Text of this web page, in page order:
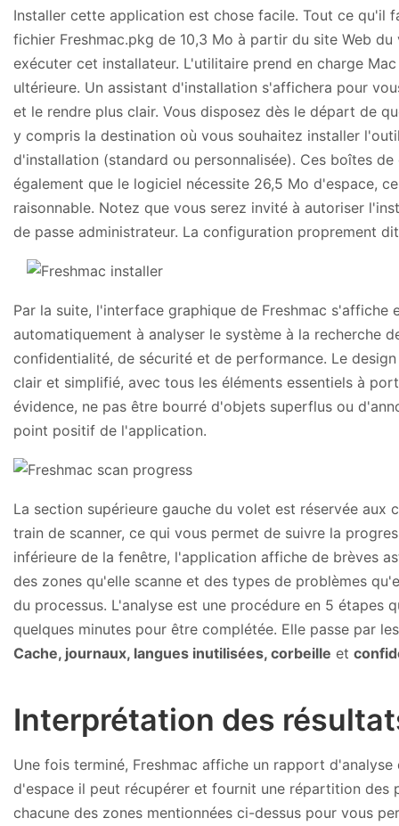
Installer cette application est chose facile. Tout ce qu'il
fichier Freshmac.pkg de 10,3 Mo à partir du site Web
exécuter cet installateur. L'utilitaire prend en charge
ultérieure. Un assistant d'installation s'affichera pour
et le rendre plus clair. Vous disposez dès le départ de
y compris la destination où vous souhaitez installer
d'installation (standard ou personnalisée). Ces boîtes
également que le logiciel nécessite 26,5 Mo d'espace,
raisonnable. Notez que vous serez invité à autoriser
de passe administrateur. La configuration proprement
Par la suite, l'interface graphique de Freshmac s'affiche
automatiquement à analyser le système à la recherche
confidentialité, de sécurité et de performance. Le
clair et simplifié, avec tous les éléments essentiels à
évidence, ne pas être bourré d'objets superflus ou
point positif de l'application.
La section supérieure gauche du volet est réservée aux
train de scanner, ce qui vous permet de suivre la
inférieure de la fenêtre, l'application affiche de brèves
des zones qu'elle scanne et des types de problèmes
du processus. L'analyse est une procédure en 5 étapes
quelques minutes pour être complétée. Elle passe par
Cache, journaux, langues inutilisées, corbeille et
Interprétation des
Une fois terminé, Freshmac affiche un rapport
d'espace il peut récupérer et fournit une répartition des
chacune des zones mentionnées ci-dessus pour vous